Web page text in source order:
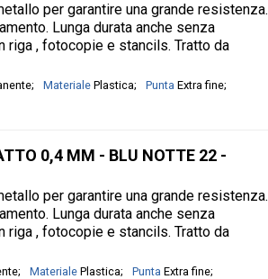
per garantire una grande resistenza.
Lunga durata anche senza
riga , fotocopie e stancils. Tratto da
Materiale Plastica Punta Extra fine
0,4 MM - BLU NOTTE 22 -
per garantire una grande resistenza.
Lunga durata anche senza
riga , fotocopie e stancils. Tratto da
Materiale Plastica Punta Extra fine